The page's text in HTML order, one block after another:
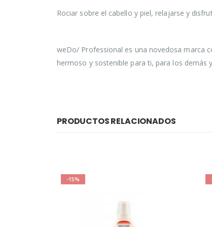
Rociar sobre el cabello y piel, relajarse y
weDo/ Professional es una novedosa marca
hermoso y sostenible para ti, para los demás
PRODUCTOS RELACIONADOS
-15%